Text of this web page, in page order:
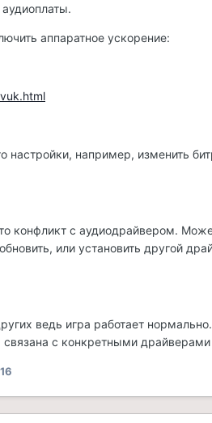
аппаратное ускорение:
например, изменить
конфликт с аудиодрайвером.
или установить другой
ведь игра работает
связана с конкретными